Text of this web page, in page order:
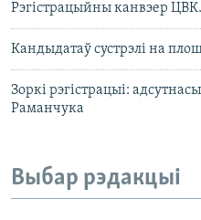
Рэгістрацыйны канвэер ЦВК.
Кандыдатаў сустрэлі на
Зоркі рэгістрацыі:
Раманчука
Выбар рэдакцыі